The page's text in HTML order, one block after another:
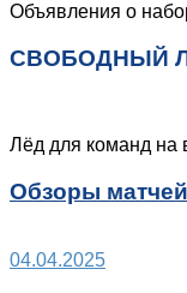
Объявления о
СВОБОДНЫЙ
Лёд для команд на
Обзоры матчей
04.04.2025